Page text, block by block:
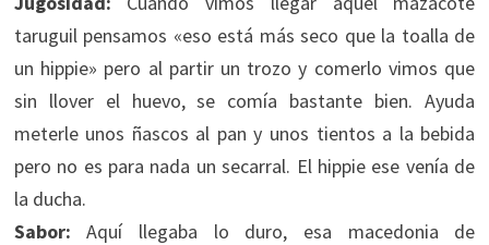
taruguil pensamos «eso está más seco que la toalla de
un hippie» pero al partir un trozo y comerlo vimos que
sin llover el huevo, se comía bastante bien. Ayuda
meterle unos ñascos al pan y unos tientos a la bebida
pero no es para nada un secarral. El hippie ese venía de
la ducha.
Sabor: Aquí llegaba lo duro, esa macedonia de